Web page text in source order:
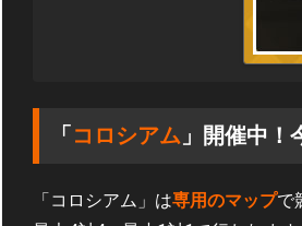
「 コロシアム」開催中！
「コロシアム」は専用のマップで